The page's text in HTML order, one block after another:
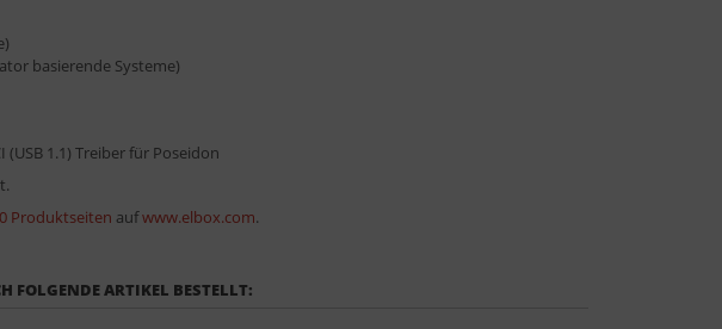
basierende Systeme)
1.1) Treiber für Poseidon
Produktseiten aufwww.elbox.com.
FOLGENDE ARTIKEL BESTELLT: